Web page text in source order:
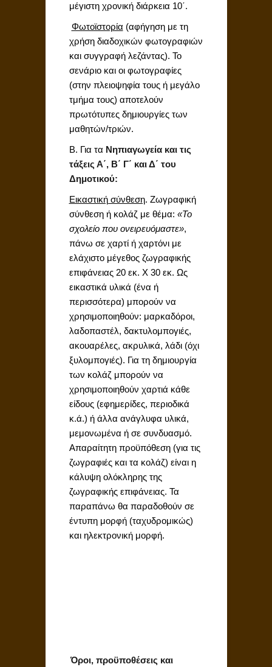
μέγιστη χρονική διάρκεια 10΄.
Φωτοϊστορία (αφήγηση με τη
χρήση διαδοχικών φωτογραφιών
και συγγραφή λεζάντας). Το
σενάριο και οι φωτογραφίες
(στην πλειοψηφία τους ή μεγάλο
τμήμα τους) αποτελούν
πρωτότυπες δημιουργίες των
μαθητών/τριών.
Β. Για τα Νηπιαγωγεία και τις
τάξεις Α΄, Β΄ Γ΄ και Δ΄ του
Δημοτικού:
Εικαστική σύνθεση. Ζωγραφική
σύνθεση ή κολάζ με θέμα: «Το
σχολείο που ονειρευόμαστε»,
πάνω σε χαρτί ή χαρτόνι με
ελάχιστο μέγεθος ζωγραφικής
επιφάνειας 20 εκ. Χ 30 εκ. Ως
εικαστικά υλικά (ένα ή
περισσότερα) μπορούν να
χρησιμοποιηθούν: μαρκαδόροι,
λαδοπαστέλ, δακτυλομπογιές,
ακουαρέλες, ακρυλικά, λάδι (όχι
ξυλομπογιές). Για τη δημιουργία
των κολάζ μπορούν να
χρησιμοποιηθούν χαρτιά κάθε
είδους (εφημερίδες, περιοδικά
κ.ά.) ή άλλα ανάγλυφα υλικά,
μεμονωμένα ή σε συνδυασμό.
Απαραίτητη προϋπόθεση (για τις
ζωγραφιές και τα κολάζ) είναι η
κάλυψη ολόκληρης της
ζωγραφικής επιφάνειας. Τα
παραπάνω θα παραδοθούν σε
έντυπη μορφή (ταχυδρομικώς)
και ηλεκτρονική μορφή.
Όροι, προϋποθέσεις και